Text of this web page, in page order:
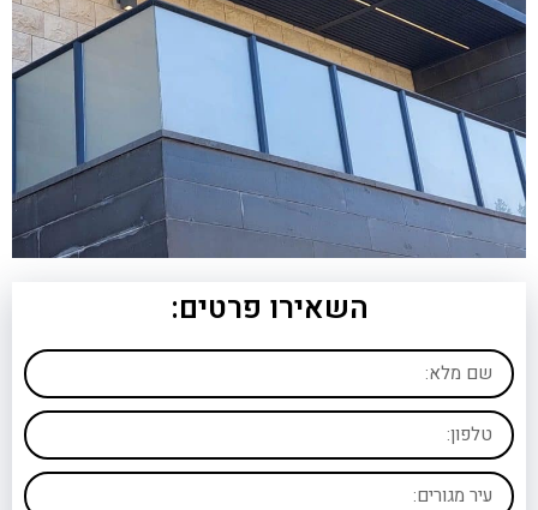
השאירו פרטים: